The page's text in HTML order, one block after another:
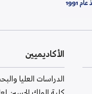
الأكاديميين
الدراسات العليا